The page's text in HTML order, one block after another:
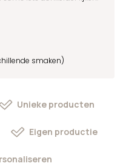
smaken)
Unieke producten
Eigen productie